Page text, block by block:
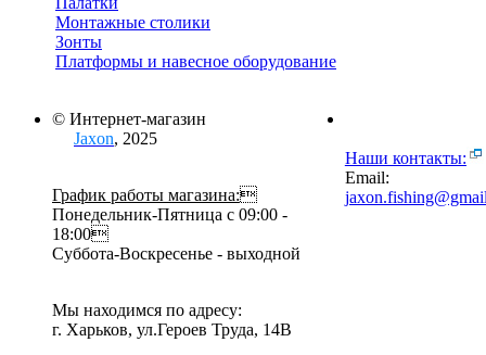
Монтажные столики
Зонты
Платформы и навесное оборудование
© Интернет-магазин
Jaxon, 2025
График работы магазина:
Понедельник-Пятница с 09:00 -
18:00
Суббота-Воскресенье - выходной
Мы находимся по адресу:
г. Харьков, ул.Героев Труда, 14В
Наши контакты:
Email: